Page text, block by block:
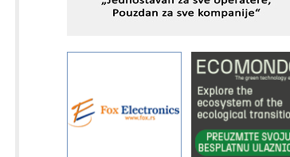
STAUFF – Komponente koje
povećavaju pouzdanost hidrauličkih
YAMADA pumpe – japanska
pouzdanost u transferu fluida
Filtration Group Industrial – Napredna
rešenja za filtraciju u hidrauličkim i
procesnim sistemima
RILINEX kompanije Rittal